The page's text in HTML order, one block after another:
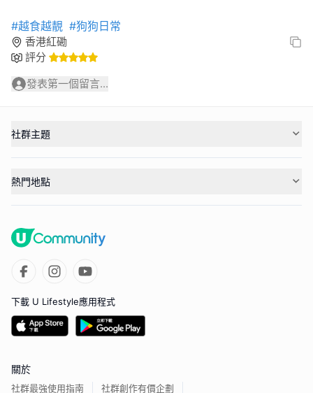
#越食越靚 #狗狗日常
香港紅磡
評分
發表第一個留言...
社群主題
熱門地點
下載 U Lifestyle應用程式
關於
社群最強使用指南 社群創作有價企劃